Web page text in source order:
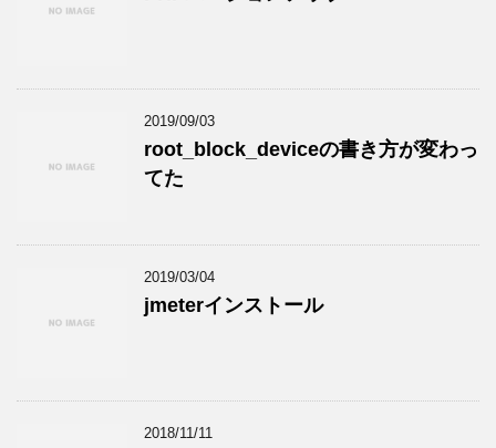
2019/09/03
root_block_deviceの書き方が変わっ
てた
2019/03/04
jmeterインストール
2018/11/11